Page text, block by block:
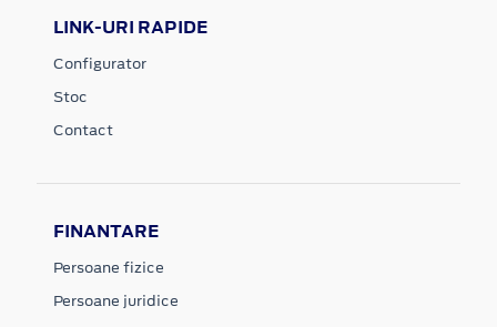
LINK-URI RAPIDE
Configurator
Stoc
Contact
FINANTARE
Persoane fizice
Persoane juridice